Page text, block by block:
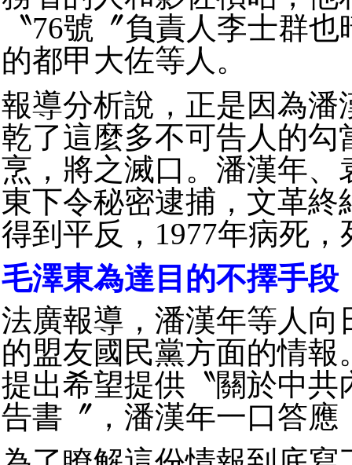
〝76號〞負責人李士群
的都甲大佐等人。
報導分析說，正是因為
乾了這麼多不可告人的
烹，將之滅口。潘漢年、
東下令秘密逮捕，文革
得到平反，1977年病死
毛澤東為達目的不擇手段
法廣報導，潘漢年等人
的盟友國民黨方面的情報
提出希望提供〝關於中
告書〞，潘漢年一口答